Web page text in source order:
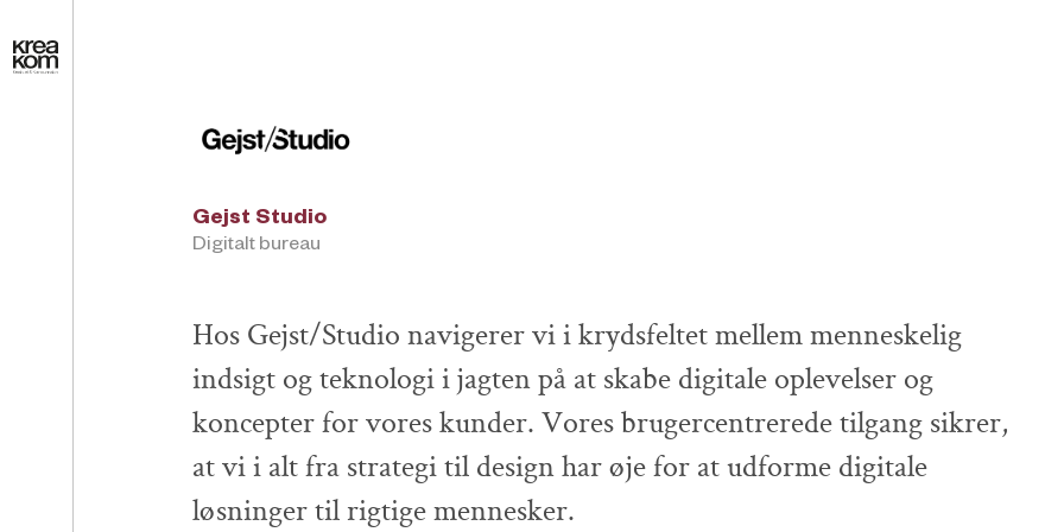
Gejst Studio
Digitalt bureau
Hos Gejst/Studio navigerer vi i krydsfeltet mellem menneskelig
indsigt og teknologi i jagten på at skabe digitale oplevelser og
koncepter for vores kunder. Vores brugercentrerede tilgang sikrer,
at vi i alt fra strategi til design har øje for at udforme digitale
løsninger til rigtige mennesker.